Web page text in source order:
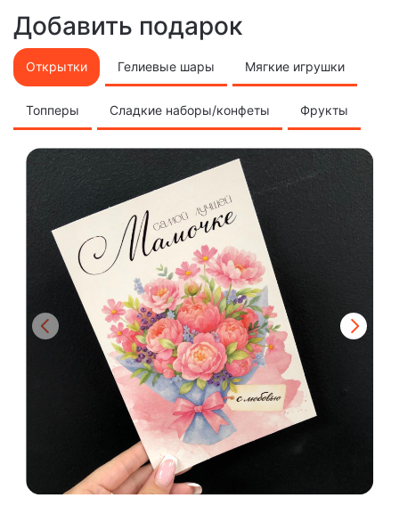
Добавить подарок
Открытки Гелиевые шары Мягкие игрушки
Топперы Сладкие наборы/конфеты Фрукты